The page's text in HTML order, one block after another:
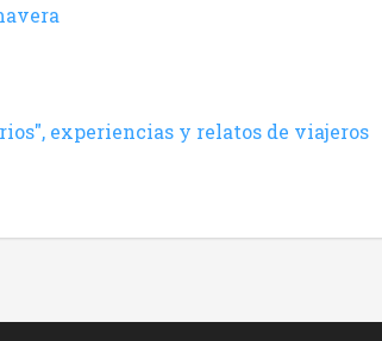
experiencias y relatos de viajeros